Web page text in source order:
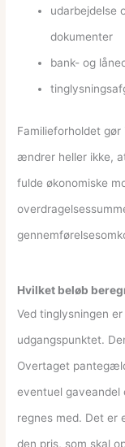
udarbejdelse
dokumenter
bank- og
Familieforholdet
ændrer heller ikke,
fulde økonomiske
Hvilket beløb
Ved tinglysningen
udgangspunktet.
Overtaget
eventuel gaveandel
regnes med. Det er
den pris, som skal